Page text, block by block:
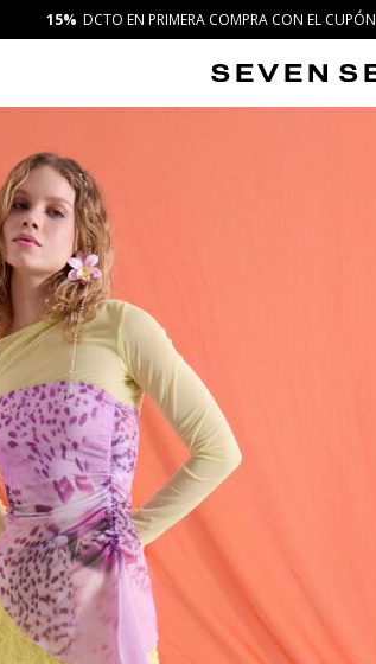
15% DCTO EN PRIMERA COMPRA CON EL CUPÓN